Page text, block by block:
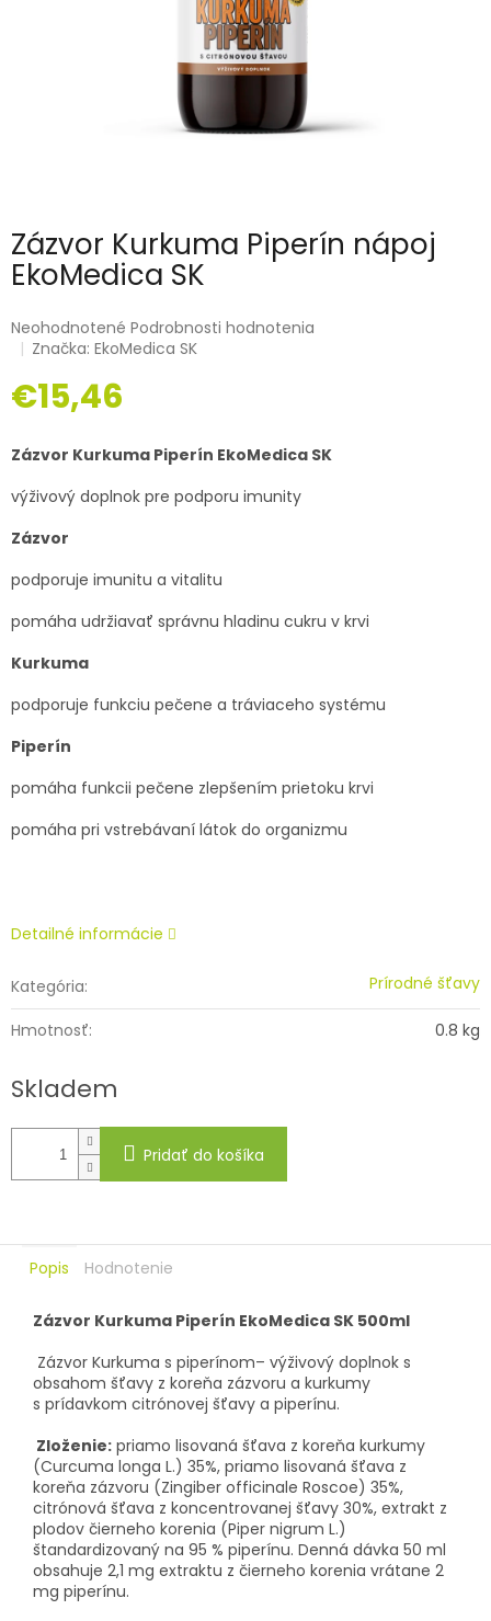
Zázvor Kurkuma Piperín nápoj
EkoMedica SK
Priemerné
hodnotenie
je
0,0
5
Neohodnotené Podrobnosti hodnotenia
Značka:EkoMedica SK
€15,46
cena:
Skladem
Pridať do košíka
Zázvor Kurkuma Piperín EkoMedica SK
výživový doplnok pre podporu imunity
Zázvor
podporuje imunitu a vitalitu
pomáha udržiavať správnu hladinu cukru v krvi
Kurkuma
podporuje funkciu pečene a tráviaceho systému
Piperín
pomáha funkcii pečene zlepšením prietoku krvi
pomáha pri vstrebávaní látok do organizmu
Detailné informácie
Kategória: Prírodné šťavy
Hmotnosť: 0.8 kg
Popis Hodnotenie
Zázvor Kurkuma Piperín EkoMedica SK 500ml
Zázvor Kurkuma s piperínom– výživový doplnok s
obsahom šťavy z koreňa zázvoru a kurkumy
s prídavkom citrónovej šťavy a piperínu.
Zloženie: priamo lisovaná šťava z koreňa kurkumy
(Curcuma longa L.) 35%, priamo lisovaná šťava z
koreňa zázvoru (Zingiber officinale Roscoe) 35%,
citrónová šťava z koncentrovanej šťavy 30%, extrakt z
plodov čierneho korenia (Piper nigrum L.)
štandardizovaný na 95 % piperínu. Denná dávka 50 ml
obsahuje 2,1 mg extraktu z čierneho korenia vrátane 2
mg piperínu.